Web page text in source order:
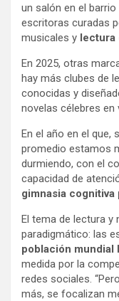
un salón en el barrio
escritoras curadas
musicales y lectura
En 2025, otras
hay más clubes de
conocidas y
novelas célebres en
En el año en el que,
promedio estamos
durmiendo, con el
capacidad de
gimnasia cognitiva
El tema de lectura y
paradigmático: las
población mundial
medida por la
redes sociales.
más, se focalizan